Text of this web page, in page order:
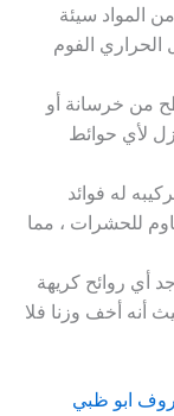
المواد سيئة
الحراري الفوم
من خرسانة أو
لأي حوائط
له فوائد
للحشرات ، مما
أي روائح كريهة
أنه أخف وزنا فلا
ابو ظبي